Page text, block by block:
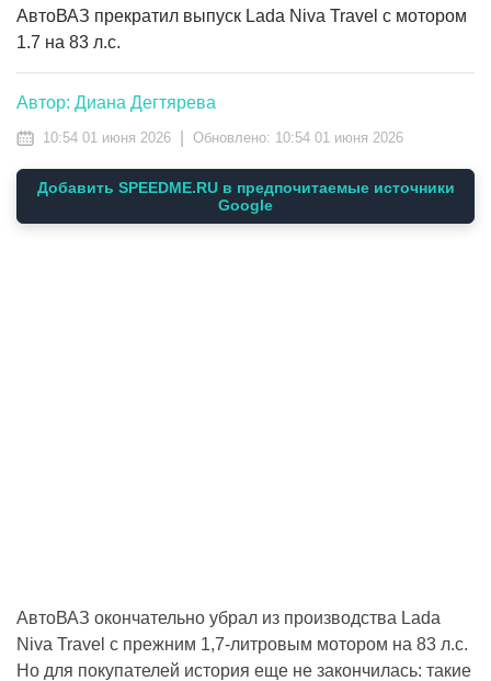
АвтоВАЗ прекратил выпуск Lada Niva Travel с мотором
1.7 на 83 л.с.
Автор: Диана Дегтярева
10:54 01 июня 2026 Обновлено: 10:54 01 июня 2026
Добавить SPEEDME.RU в предпочитаемые источники
Google
АвтоВАЗ окончательно убрал из производства Lada
Niva Travel с прежним 1,7-литровым мотором на 83 л.с.
Но для покупателей история еще не закончилась: такие